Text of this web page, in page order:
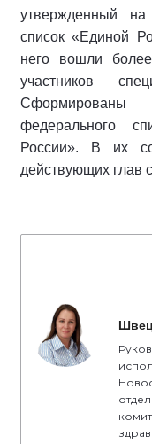
утвержденный
список «Единой
него вошли
участников
федерального
России». В их
действующих глав